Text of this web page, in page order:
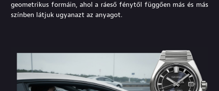
geometrikus formáin, ahol a ráeső fénytől függően más és más
színben látjuk ugyanazt az anyagot.